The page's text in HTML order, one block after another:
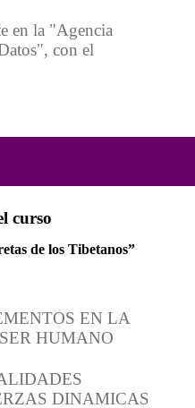
en la "Agencia
con el
curso
de los Tibetanos”
EN LA
HUMANO
DINAMICAS